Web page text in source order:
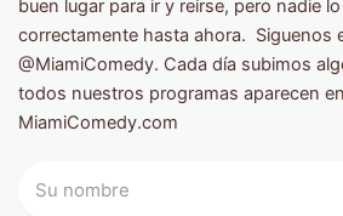
buen lugar para ir y reírse, pero nadie
correctamente hasta ahora. Siguenos
@MiamiComedy. Cada día subimos
todos nuestros programas aparecen
MiamiComedy.com